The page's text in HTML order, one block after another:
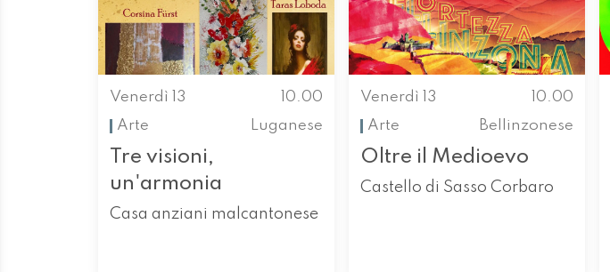
Venerdì 13
10.00
Arte
Luganese
Tre visioni,
un'armonia
Casa anziani malcantonese
Venerdì 13
10.00
Arte
Bellinzonese
Oltre il Medioevo
Castello di Sasso Corbaro